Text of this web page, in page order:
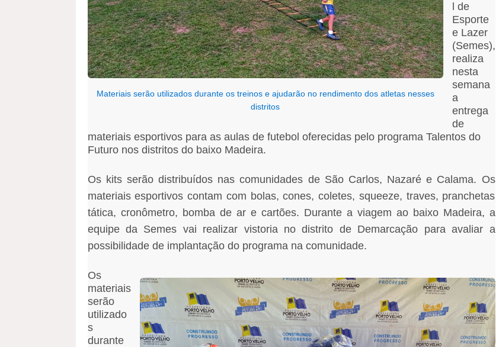
Materiais serão utilizados durante os treinos e ajudarão no rendimento dos atletas nesses
distritos
l de
Esporte
e Lazer
(Semes),
realiza
nesta
semana
a
entrega
de
materiais esportivos para as aulas de futebol oferecidas pelo programa Talentos do
Futuro nos distritos do baixo Madeira.
Os kits serão distribuídos nas comunidades de São Carlos, Nazaré e Calama. Os
materiais esportivos contam com bolas, cones, coletes, squeeze, traves, pranchetas
tática, cronômetro, bomba de ar e cartões. Durante a viagem ao baixo Madeira, a
equipe da Semes vai realizar vistoria no distrito de Demarcação para avaliar a
possibilidade de implantação do programa na comunidade.
Os
materiais
serão
utilizado
s
durante